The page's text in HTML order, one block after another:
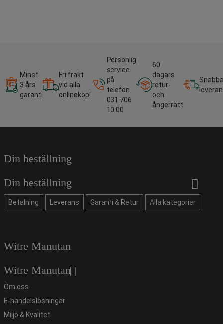
Minst
3 års
garanti
Fri frakt
vid alla
onlineköp!
Personlig
service
på
telefon
031 706
10 00
60
dagars
retur-
och
ångerrätt
Snabba
Din beställning
Din beställning
Betalning Leverans Garanti & Retur Alla kategorier
Witre Manutan
Witre Manutan
Om oss
E-handelslösningar
Miljö & Kvalitet